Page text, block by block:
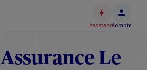
Accéder
contenu
principal
AssistanceCompte
Le